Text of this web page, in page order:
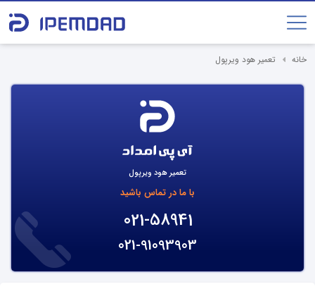
خانه تعمیر هود ویرپول
تعمیر هود ویرپول
با ما در تماس باشید
021-58941
021-91093903